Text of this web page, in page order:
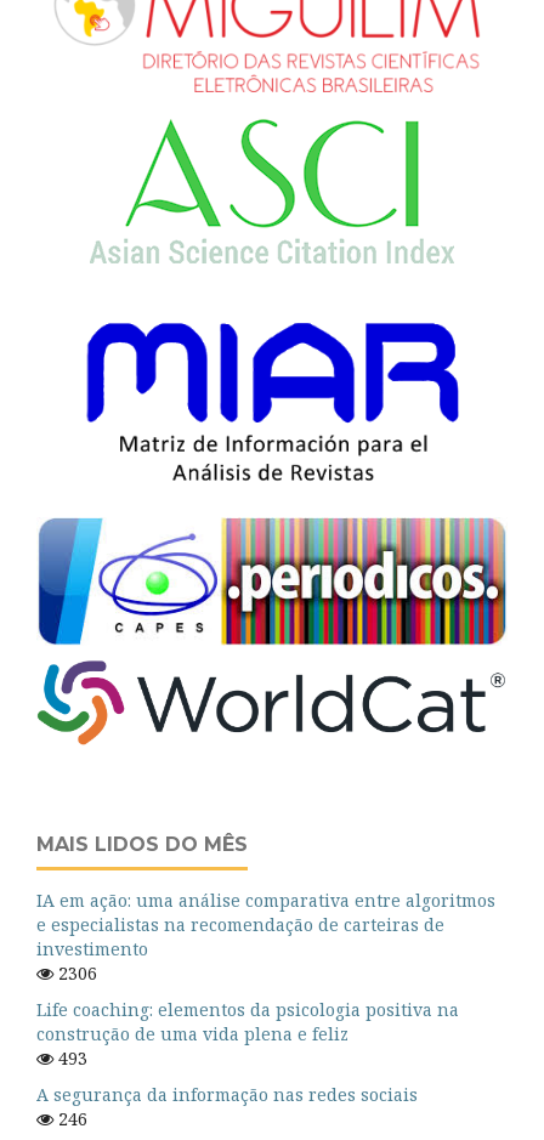
MAIS LIDOS DO MÊS
IA em ação: uma análise comparativa entre algoritmos
e especialistas na recomendação de carteiras de
investimento
2306
Life coaching: elementos da psicologia positiva na
construção de uma vida plena e feliz
493
A segurança da informação nas redes sociais
246